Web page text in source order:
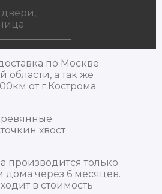
двери,
по Москве
области, а так же
от г.Кострома
хвост
производится только
дома через 6 месяцев.
в стоимость